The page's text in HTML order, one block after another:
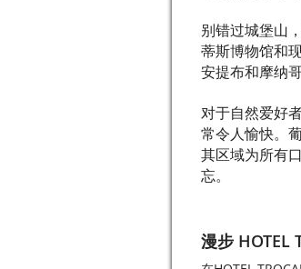
别错过城堡山
蒂斯博物馆和
安提布和摩纳
对于自然爱好
常令人愉快。
其区域为所有
忘。
漫步 HOTEL